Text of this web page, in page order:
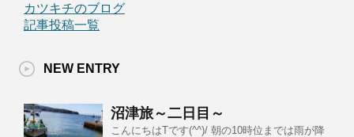
カツキチのブログ
記事投稿一覧
NEW ENTRY
沼津旅～二日目～
こんにちはTです(^^)/ 朝の10時位までは雨が降